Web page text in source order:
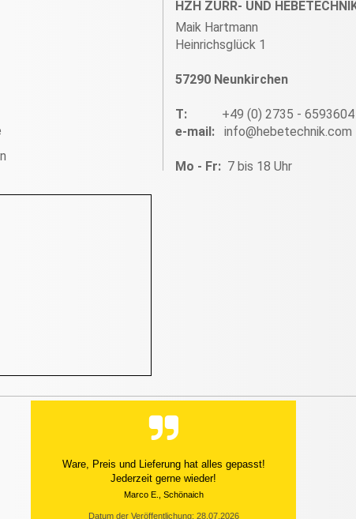
HZH ZURR- UND
Maik Hartmann
Heinrichsglück 1
57290 Neunkirchen
T: +49 (0) 2735 - 6593604
e-mail: info@hebetechnik.com
Mo - Fr: 7 bis 18 Uhr
Ware, Preis und Lieferung hat alles gepasst!
Jederzeit gerne wieder!
Marco E., Schönaich
Datum der Veröffentlichung: 28.07.2026